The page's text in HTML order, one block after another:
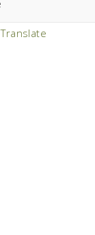
Translate